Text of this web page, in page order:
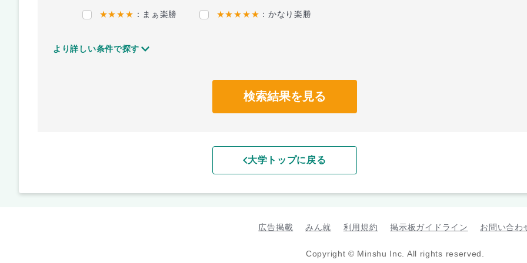
★★★★ ：まぁ楽勝 ★★★★★ ：かなり楽勝
より詳しい条件で探す
検索結果を見る
大学トップに戻る
広告掲載 みん就 利用規約 掲示板ガイドライン お問い合わ
Copyright © Minshu Inc. All rights reserved.